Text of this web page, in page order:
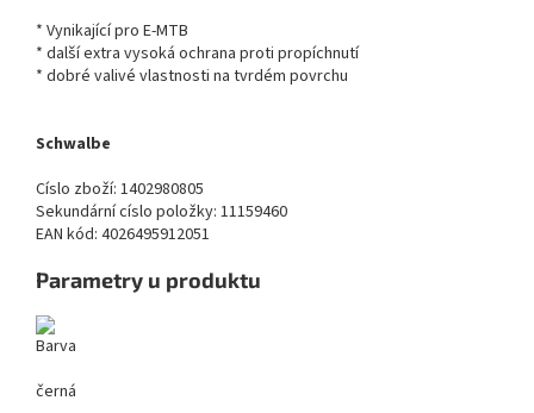
* Vynikající pro E-MTB
* další extra vysoká ochrana proti propíchnutí
* dobré valivé vlastnosti na tvrdém povrchu
Schwalbe
Císlo zboží: 1402980805
Sekundární císlo položky: 11159460
EAN kód: 4026495912051
Parametry u produktu
Barva
černá